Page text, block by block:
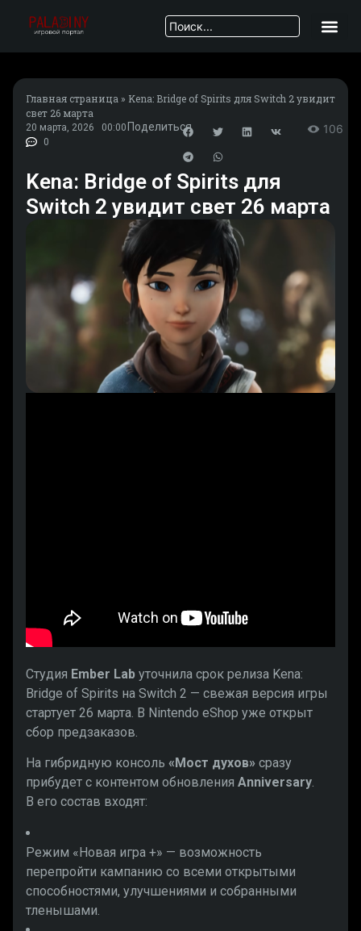
Главная страница » Kena: Bridge of Spirits для Switch 2 увидит
свет 26 марта
20 марта, 2026
00:00
0
Поделиться 106
Kena: Bridge of Spirits для
Switch 2 увидит свет 26 марта
Студия Ember Lab уточнила срок релиза Kena:
Bridge of Spirits на Switch 2 — свежая версия игры
стартует 26 марта. В Nintendo eShop уже открыт
сбор предзаказов.
На гибридную консоль «Мост духов» сразу
прибудет с контентом обновления Anniversary.
В его состав входят:
Режим «Новая игра +» — возможность
перепройти кампанию со всеми открытыми
способностями, улучшениями и собранными
тленышами.